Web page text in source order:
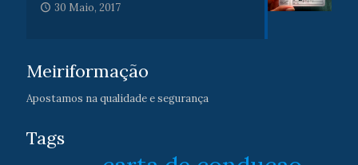
30 Maio, 2017
Meiriformação
Apostamos na qualidade e segurança
Tags